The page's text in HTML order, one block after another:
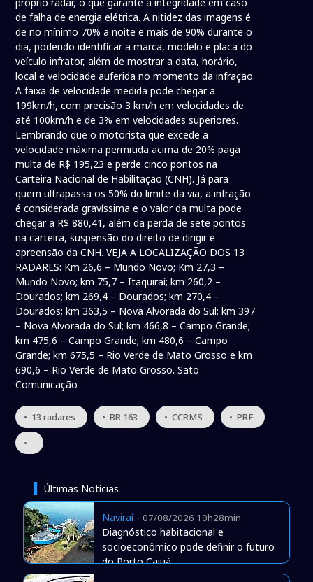
de falha de energia elétrica. A nitidez das imagens é
de no mínimo 70% a noite e mais de 90% durante o
dia, podendo identificar a marca, modelo e placa do
veículo infrator, além de mostrar a data, horário,
local e velocidade auferida no momento da infração.
A faixa de velocidade medida pode chegar a
199km/h, com precisão 3 km/h em velocidades de
até 100km/h e de 3% em velocidades superiores.
Lembrando que o motorista que excede a
velocidade máxima permitida acima de 20% paga
multa de R$ 195,23 e perde cinco pontos na
Carteira Nacional de Habilitação (CNH). Já para
quem ultrapassa os 50% do limite da via, a infração
é considerada gravíssima e o valor da multa pode
chegar a R$ 880,41, além da perda de sete pontos
na carteira, suspensão do direito de dirigir e
apreensão da CNH. VEJA A LOCALIZAÇÃO DOS 13
RADARES: Km 26,6 – Mundo Novo; Km 27,3 –
Mundo Novo; km 75,7 – Itaquiraí; km 260,2 –
Dourados; km 269,4 – Dourados; km 270,4 –
Dourados; km 363,5 – Nova Alvorada do Sul; km 397
– Nova Alvorada do Sul; km 466,8 – Campo Grande;
km 475,6 – Campo Grande; km 480,6 – Campo
Grande; km 675,5 – Rio Verde de Mato Grosso e km
690,6 – Rio Verde de Mato Grosso. Sato
Comunicação
• 13 radares • BR 163 • CCRMS • PRF
•
Últimas Notícias
Naviraí- 07/08/2026 10h28min
Diagnóstico habitacional e
socioeconômico pode definir o futuro
do Porto Caiuá